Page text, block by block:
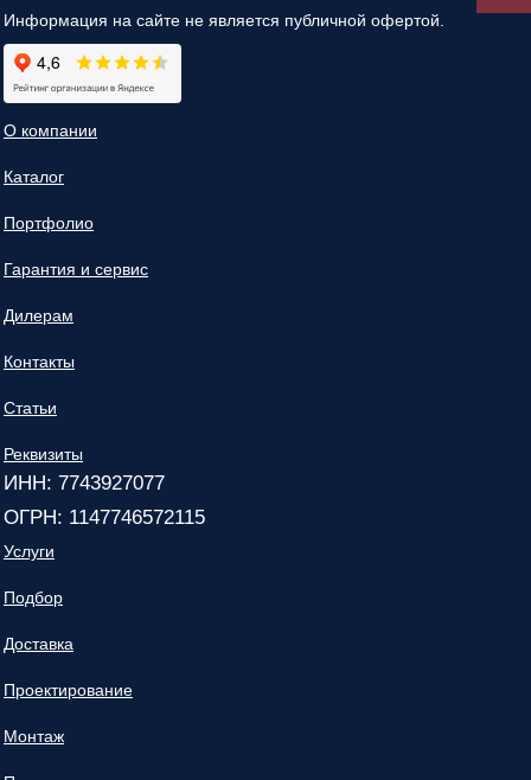
Информация на сайте не является публичной офертой.
О компании
Каталог
Портфолио
Гарантия и сервис
Дилерам
Контакты
Статьи
Реквизиты
ИНН: 7743927077
ОГРН: 1147746572115
Услуги
Подбор
Доставка
Проектирование
Монтаж